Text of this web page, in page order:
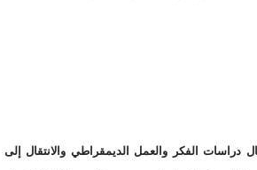
دراسات الفكر والعمل الديمقراطي والانتقال إلى